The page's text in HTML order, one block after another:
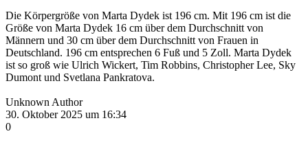
Die Körpergröße von Marta Dydek ist 196 cm. Mit 196 cm ist die
Größe von Marta Dydek 16 cm über dem Durchschnitt von
Männern und 30 cm über dem Durchschnitt von Frauen in
Deutschland. 196 cm entsprechen 6 Fuß und 5 Zoll. Marta Dydek
ist so groß wie Ulrich Wickert, Tim Robbins, Christopher Lee, Sky
Dumont und Svetlana Pankratova.
Unknown Author
30. Oktober 2025 um 16:34
0